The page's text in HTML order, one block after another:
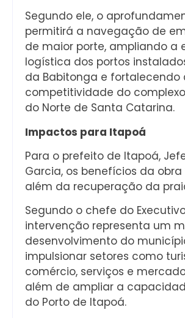
Segundo ele, o
permitirá a navegação de
de maior porte, ampliando a
logística dos portos
da Babitonga e fortalecendo
competitividade do
do Norte de Santa Catarina.
Impactos para Itapoá
Para o prefeito de Itapoá,
Garcia, os benefícios da
além da recuperação da
Segundo o chefe do
intervenção representa um
desenvolvimento do
impulsionar setores como
comércio, serviços e
além de ampliar a
do Porto de Itapoá.